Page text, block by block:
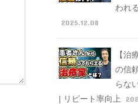
われ
2025.12.08
【治
の信
らな
| リピート率向上